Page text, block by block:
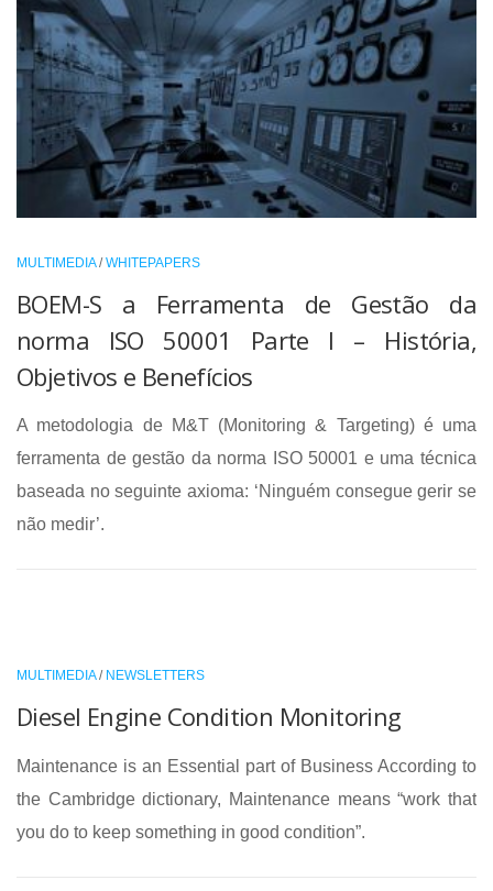
MULTIMEDIA/WHITEPAPERS
BOEM-S a Ferramenta de Gestão da
norma ISO 50001 Parte I – História,
Objetivos e Benefícios
A metodologia de M&T (Monitoring & Targeting) é uma
ferramenta de gestão da norma ISO 50001 e uma técnica
baseada no seguinte axioma: ‘Ninguém consegue gerir se
não medir’.
MULTIMEDIA/ NEWSLETTERS
Diesel Engine Condition Monitoring
Maintenance is an Essential part of Business According to
the Cambridge dictionary, Maintenance means “work that
you do to keep something in good condition”.